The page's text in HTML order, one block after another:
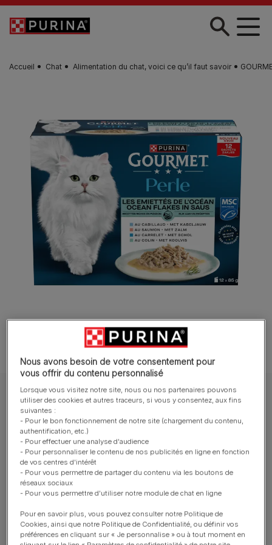
Skip to main content
Accueil Chat Alimentation du chat, voici ce qu’il faut savoir
GOURMET™ Chat Les Emiettés
GOURMET™ Perle Les Emiettés de L'Océan
en Sauce - Sachets pour chat
Rédiger un avis
Tailles disponibles​ : 12x85g
Élaborées avec des ingrédients de haute qualité.
Sans colorants ajoutés. Sans arômes artificiels
Nous avons besoin de votre consentement pour
vous offrir du contenu personnalisé
Lorsque vous visitez notre site, nous ou nos partenaires pouvons
utiliser des cookies et autres traceurs, si vous y consentez, aux fins
suivantes :
- Pour le bon fonctionnement de notre site (chargement du contenu,
authentification, etc.)
- Pour effectuer une analyse d'audience
- Pour personnaliser le contenu de nos publicités en ligne en fonction
de vos centres d'intérêt
- Pour vous permettre de partager du contenu via les boutons de
réseaux sociaux
- Pour vous permettre d'utiliser notre module de chat en ligne
Pour en savoir plus, vous pouvez consulter notre Politique de
Cookies, ainsi que notre Politique de Confidentialité, ou définir vos
préférences en cliquant sur « Je personnalise » ou à tout moment en